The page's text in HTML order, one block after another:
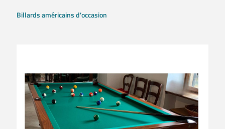
Billards américains d'occasion